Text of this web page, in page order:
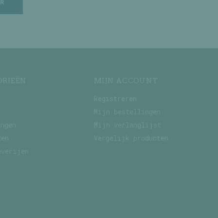
MIJN ACCOUNT
Registreren
Mijn bestellingen
Mijn verlanglijst
Vergelijk producten